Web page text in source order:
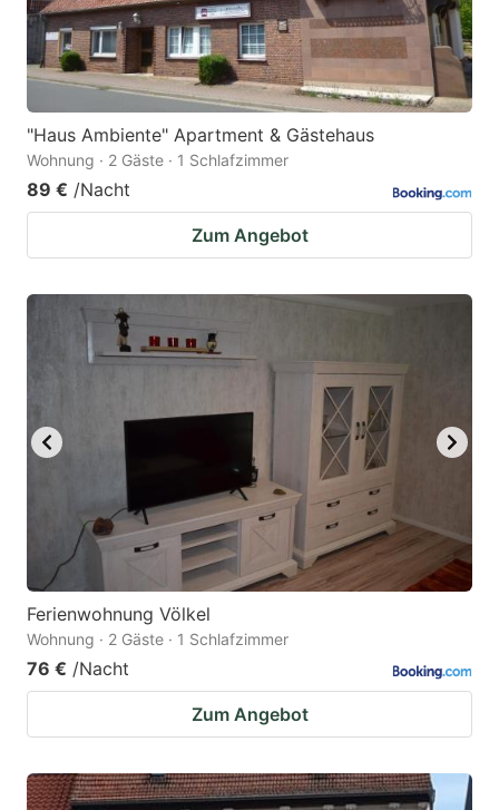
"Haus Ambiente" Apartment & Gästehaus
Wohnung · 2 Gäste · 1 Schlafzimmer
89 € /Nacht
Zum Angebot
Ferienwohnung Völkel
Wohnung · 2 Gäste · 1 Schlafzimmer
76 € /Nacht
Zum Angebot